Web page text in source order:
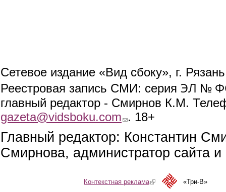
Сетевое издание «Вид сбоку», г.
Реестровая запись СМИ: серия ЭЛ №
главный редактор - Смирнов К.М.
gazeta@vidsboku.com (link sends e-mail)
. 18+
Главный редактор: Константин
Смирнова, администратор сайта
Контекстная реклама(link is external)«Три-В»